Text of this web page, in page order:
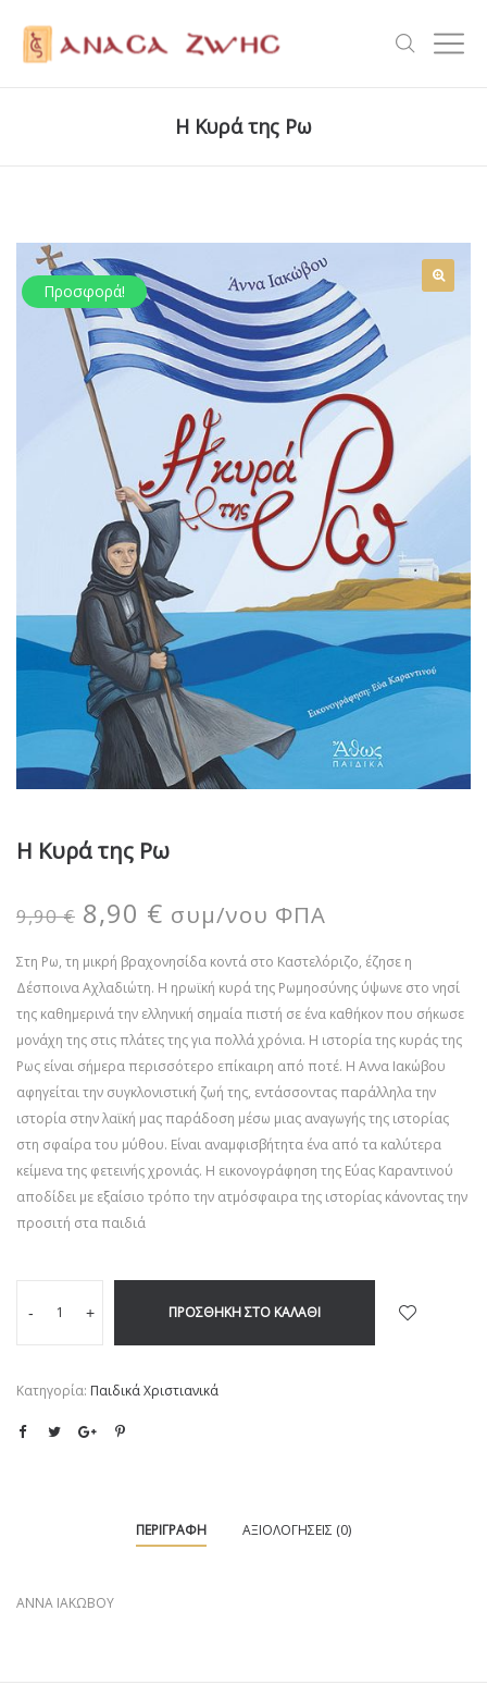
Η Κυρά της Ρω
Προσφορά!
Η Κυρά της Ρω
9,90€ 8,90 € συμ/νου ΦΠΑ
Στη Ρω, τη μικρή βραχονησίδα κοντά στο Καστελόριζο, έζησε η
Δέσποινα Αχλαδιώτη. Η ηρωϊκή κυρά της Ρωμηοσύνης ύψωνε στο νησί
της καθημερινά την ελληνική σημαία πιστή σε ένα καθήκον που σήκωσε
μονάχη της στις πλάτες της για πολλά χρόνια. Η ιστορία της κυράς της
Ρως είναι σήμερα περισσότερο επίκαιρη από ποτέ. Η Αννα Ιακώβου
αφηγείται την συγκλονιστική ζωή της, εντάσσοντας παράλληλα την
ιστορία στην λαϊκή μας παράδοση μέσω μιας αναγωγής της ιστορίας
στη σφαίρα του μύθου. Είναι αναμφισβήτητα ένα από τα καλύτερα
κείμενα της φετεινής χρονιάς. Η εικονογράφηση της Εύας Καραντινού
αποδίδει με εξαίσιο τρόπο την ατμόσφαιρα της ιστορίας κάνοντας την
προσιτή στα παιδιά
- + ΠΡΟΣΘΉΚΗ ΣΤΟ ΚΑΛΆΘΙ
Κατηγορία: Παιδικά Χριστιανικά
ΠΕΡΙΓΡΑΦΉ ΑΞΙΟΛΟΓΉΣΕΙΣ (0)
ΑΝΝΑ ΙΑΚΩΒΟΥ